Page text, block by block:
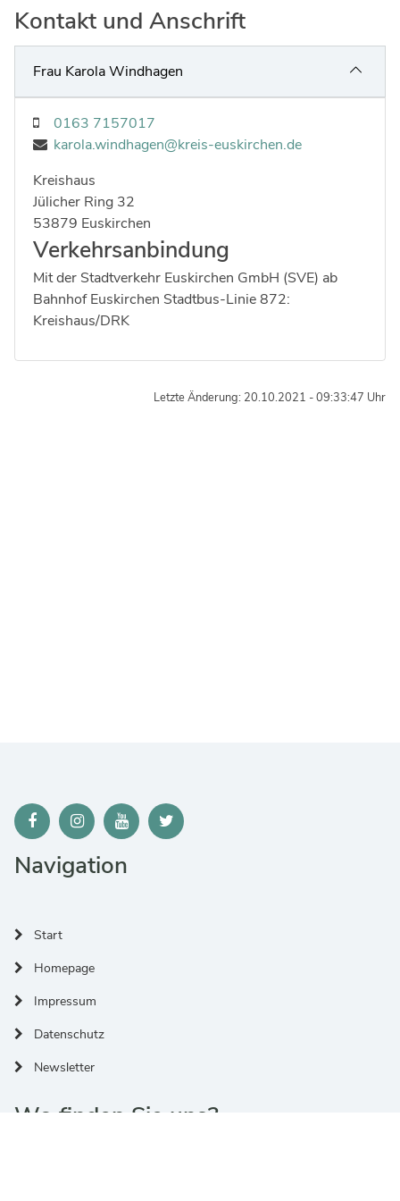
Umwelt & Nachhaltigkeit
Verkehr & Mobilität
Kultur
Gefahrenabwehr
Sozialarbeit
Interkulturelle Öffnung
Kreispolizeibehörde
Jobs bei allen Arbeitgebern im Kreisgebiet
Kontakt und Anschrift
Frau Karola Windhagen
0163 7157017
karola.windhagen@kreis-euskirchen.de
Kreishaus
Strasse:
Jülicher Ring Hausnummer:
32
Postleitzahl:
53879 Ort:
Euskirchen
Verkehrsanbindung
Mit der Stadtverkehr Euskirchen GmbH (SVE) ab
Bahnhof Euskirchen Stadtbus-Linie 872:
Kreishaus/DRK
Letzte Änderung: 20.10.2021 - 09:33:47 Uhr
Navigation
Start
Homepage
Impressum
Datenschutz
Newsletter
Wo finden Sie uns?